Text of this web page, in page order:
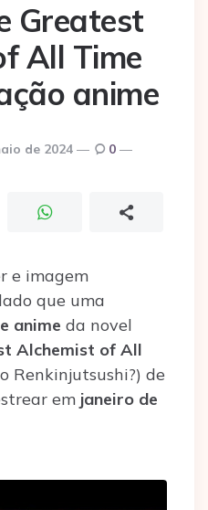
Greatest
All Time
anime
de 2024 0
e imagem
que uma
anime da novel
Alchemist of All
Renkinjutsushi?) de
em janeiro de